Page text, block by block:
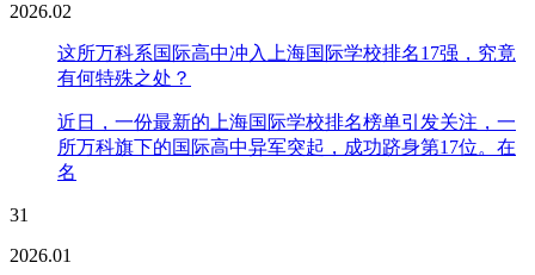
2026.02
这所万科系国际高中冲入上海国际学校排名17强，究竟
有何特殊之处？
近日，一份最新的上海国际学校排名榜单引发关注，一
所万科旗下的国际高中异军突起，成功跻身第17位。在
名
31
2026.01